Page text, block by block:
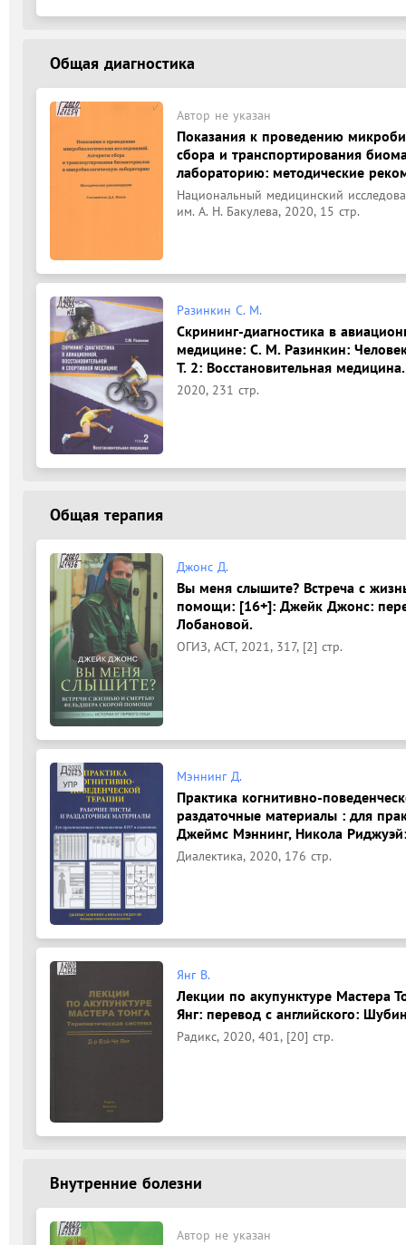
Общая диагностика
Автор не указан
Показания к проведению
сбора и транспортирования
лабораторию: методические
Национальный медицинский
им. А. Н. Бакулева, 2020, 15 стр.
Разинкин С. М.
Скрининг-диагностика в
медицине: С. М. Разинкин:
Т. 2: Восстановительная медицина.
2020, 231 стр.
Общая терапия
Джонс Д.
Вы меня слышите? Встреча с
помощи: [16+]: Джейк Джонс:
Лобановой.
ОГИЗ, АСТ, 2021, 317, [2] стр.
Мэннинг Д.
Практика когнитивно-
раздаточные материалы : для
Джеймс Мэннинг, Никола Риджуэй:
Диалектика, 2020, 176 стр.
Янг В.
Лекции по акупунктуре Мастера
Янг: перевод с английского:
Радикс, 2020, 401, [20] стр.
Внутренние болезни
Автор не указан